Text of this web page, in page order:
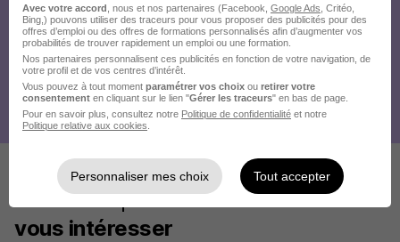
Ces offres pourraient aussi
vous intéresser
Avec votre accord , nous et nos partenaires (Facebook, Google Ads , Critéo,
Bing,) pouvons utiliser des traceurs pour vous proposer des publicités pour des
offres d’emploi ou des offres de formations personnalisés afin d’augmenter vos
probabilités de trouver rapidement un emploi ou une formation.
Nos partenaires personnalisent ces publicités en fonction de votre navigation, de
votre profil et de vos centres d’intérêt.
Vous pouvez à tout moment paramétrer vos choix ou retirer votre
consentement en cliquant sur le lien "Gérer les traceurs" en bas de page.
Pour en savoir plus, consultez notre Politique de confidentialité et notre
Politique relative aux cookies
Personnaliser mes choix Tout accepter